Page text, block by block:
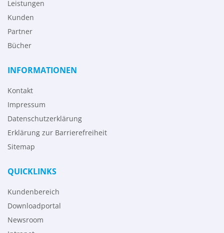
Leistungen
Kunden
Partner
Bücher
INFORMATIONEN
Kontakt
Impressum
Datenschutzerklärung
Erklärung zur Barrierefreiheit
Sitemap
QUICKLINKS
Kundenbereich
Downloadportal
Newsroom